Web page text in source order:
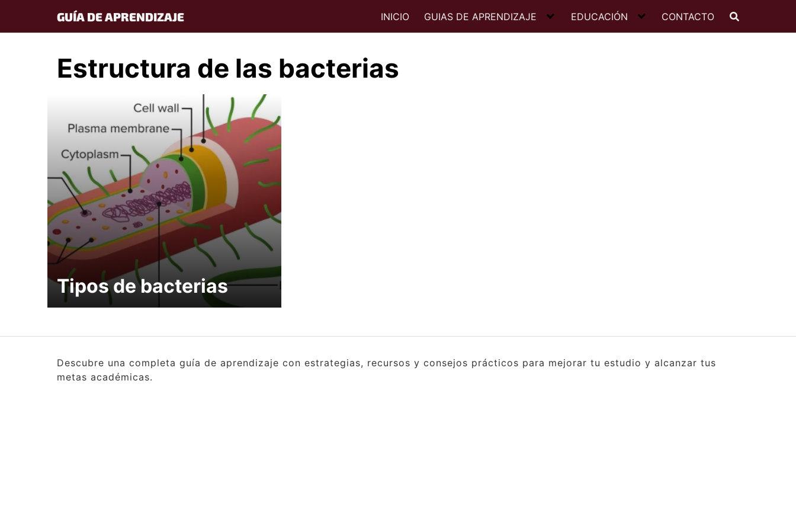
content
GUÍA DE APRENDIZAJE INICIO GUIAS DE APRENDIZAJE EDUCACIÓN CONTACTO
Estructura de las bacterias
Tipos de bacterias
Descubre una completa guía de aprendizaje con estrategias, recursos y consejos prácticos para mejorar tu estudio y alcanzar tus
metas académicas.